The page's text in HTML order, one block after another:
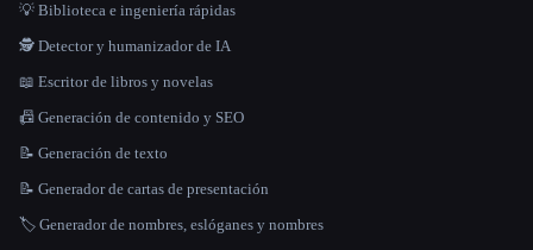
💡 Biblioteca e ingeniería rápidas
🕵️ Detector y humanizador de IA
📖 Escritor de libros y novelas
📠 Generación de contenido y SEO
📝 Generación de texto
📝 Generador de cartas de presentación
🏷️ Generador de nombres, eslóganes y nombres